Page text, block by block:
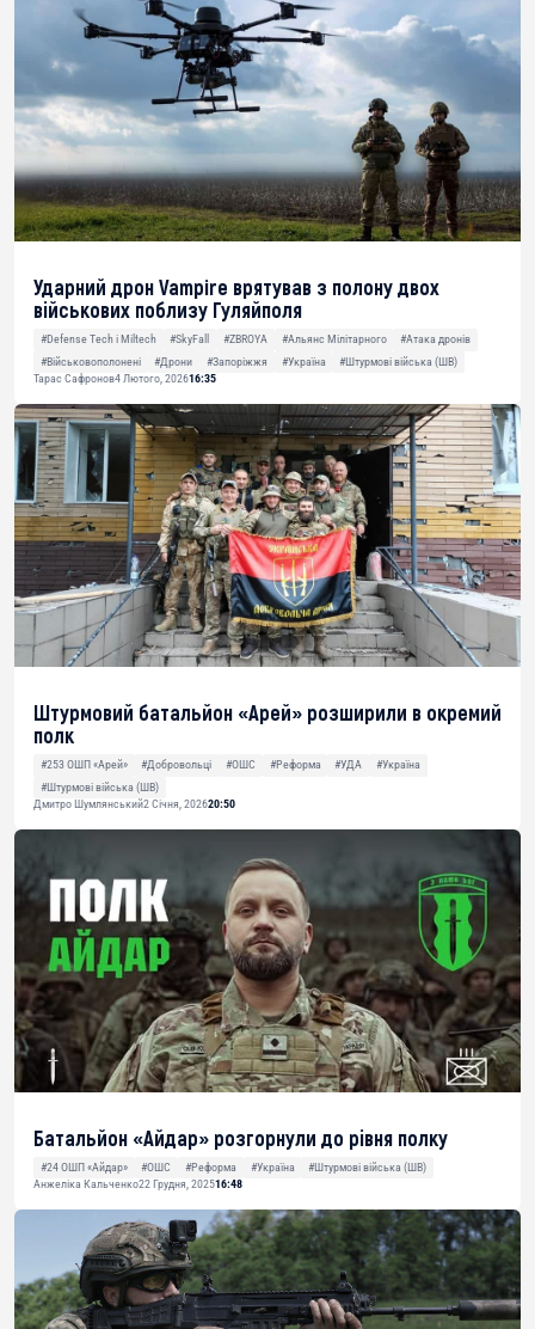
Ударний дрон Vampire врятував з полону двох
військових поблизу Гуляйполя
#Defense Tech і Miltech #SkyFall #ZBROYA #Альянс Мілітарного
#Атака дронів
#Військовополонені
#Дрони #Запоріжжя #Україна
#Штурмові війська (ШВ)
Тарас Сафронов4 Лютого, 202616:35
Штурмовий батальйон «Арей» розширили в окремий
полк
#253 ОШП «Арей» #Добровольці #ОШС #Реформа #УДА
#Україна
#Штурмові війська (ШВ)
Дмитро Шумлянський2 Січня, 202620:50
Батальйон «Айдар» розгорнули до рівня полку
#24 ОШП «Айдар» #ОШС #Реформа #Україна
#Штурмові війська (ШВ)
Анжеліка Кальченко22 Грудня, 202516:48